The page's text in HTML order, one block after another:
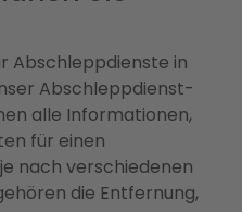
Abschleppdienste in
Abschleppdienst-
alle Informationen,
für einen
nach verschiedenen
die Entfernung,